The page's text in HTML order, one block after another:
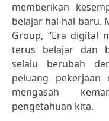
memberikan
belajar hal-hal baru.
Group, “Era digital
terus belajar dan
selalu berubah
peluang
mengasah
pengetahuan kita.